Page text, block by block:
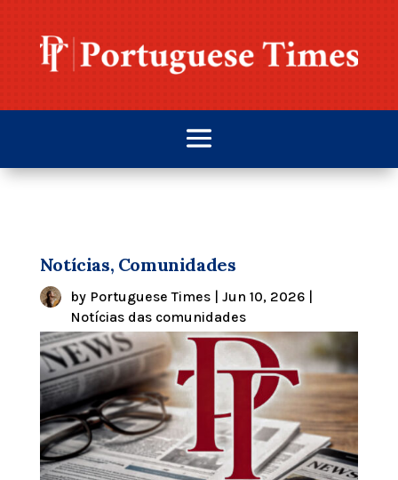
Notícias, Comunidades
by Portuguese Times| Jun 10, 2026|
Notícias das comunidades